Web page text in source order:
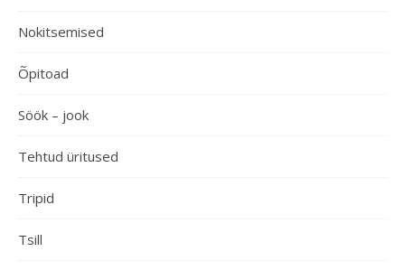
Nokitsemised
Õpitoad
Söök – jook
Tehtud üritused
Tripid
Tsill